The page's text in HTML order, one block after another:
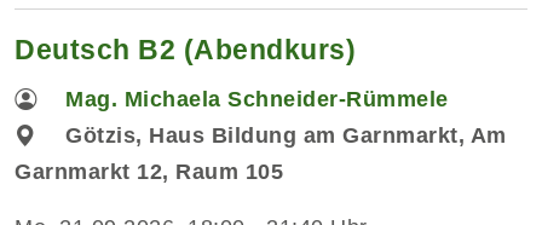
Deutsch B2 (Abendkurs)
Mag. Michaela Schneider-Rümmele
Götzis, Haus Bildung am Garnmarkt, Am
Garnmarkt 12, Raum 105